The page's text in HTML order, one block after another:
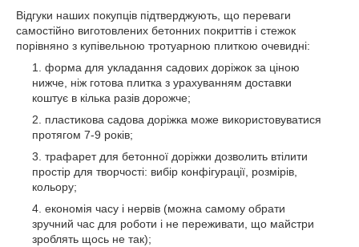
Відгуки наших покупців підтверджують, що переваги
самостійно виготовлених бетонних покриттів і стежок
порівняно з купівельною тротуарною плиткою очевидні:
форма для укладання садових доріжок за ціною
нижче, ніж готова плитка з урахуванням доставки
коштує в кілька разів дорожче;
пластикова садова доріжка може використовуватися
протягом 7-9 років;
трафарет для бетонної доріжки дозволить втілити
простір для творчості: вибір конфігурації, розмірів,
кольору;
економія часу і нервів (можна самому обрати
зручний час для роботи і не переживати, що майстри
зроблять щось не так);